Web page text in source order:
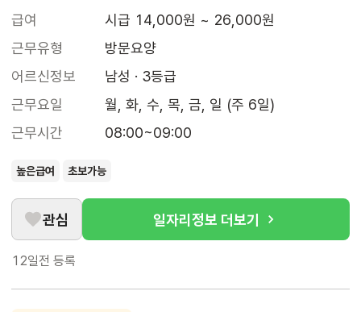
급여
시급 14,000원 ~ 26,000원
근무유형
방문요양
어르신정보
남성 · 3등급
근무요일
월, 화, 수, 목, 금, 일 (주 6일)
근무시간
08:00~09:00
높은급여 초보가능
관심 일자리정보 더보기
12일전 등록